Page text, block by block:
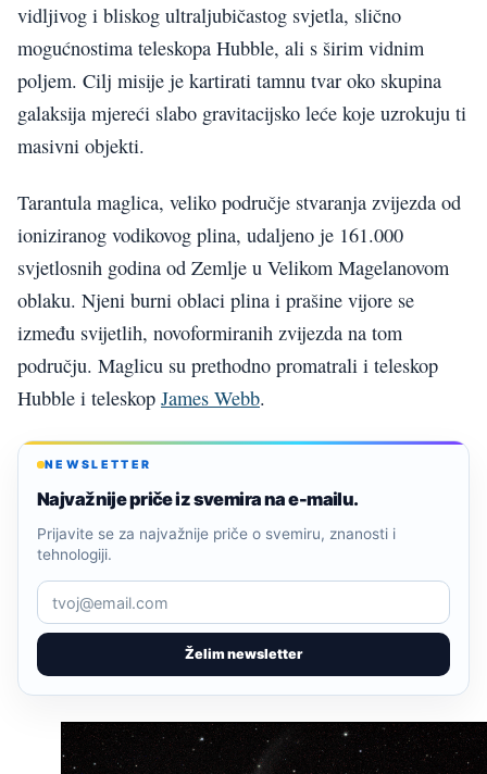
vidljivog i bliskog ultraljubičastog svjetla, slično
mogućnostima teleskopa Hubble, ali s širim vidnim
poljem. Cilj misije je kartirati tamnu tvar oko skupina
galaksija mjereći slabo gravitacijsko leće koje uzrokuju ti
masivni objekti.
Tarantula maglica, veliko područje stvaranja zvijezda od
ioniziranog vodikovog plina, udaljeno je 161.000
svjetlosnih godina od Zemlje u Velikom Magelanovom
oblaku. Njeni burni oblaci plina i prašine vijore se
između svijetlih, novoformiranih zvijezda na tom
području. Maglicu su prethodno promatrali i teleskop
Hubble i teleskop James Webb.
NEWSLETTER
Najvažnije priče iz svemira na e-mailu.
Želim newsletter
Prijavite se za najvažnije priče o svemiru, znanosti i
tehnologiji.